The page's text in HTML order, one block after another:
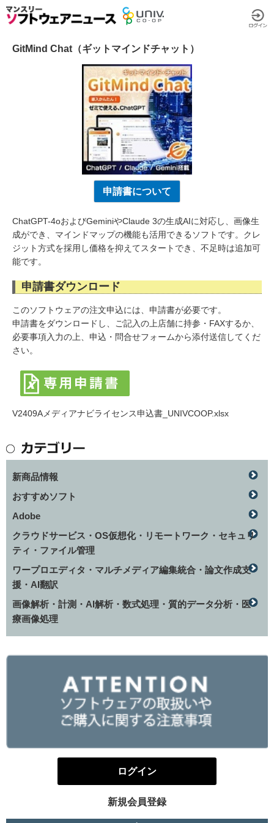
GitMind Chat（ギットマインドチャット）
申請書について
ChatGPT-4oおよびGeminiやClaude 3の生成AIに対応し、画像生
成ができ、マインドマップの機能も活用できるソフトです。クレ
ジット方式を採用し価格を抑えてスタートでき、不足時は追加可
能です。
申請書ダウンロード
このソフトウェアの注文申込には、申請書が必要です。
申請書をダウンロードし、ご記入の上店舗に持参・FAXするか、
必要事項入力の上、申込・問合せフォームから添付送信してくだ
さい。
V2409Aメディアナビライセンス申込書_UNIVCOOP.xlsx
新商品情報
おすすめソフト
Adobe
クラウドサービス・OS仮想化・リモートワーク・セキュリ
ティ・ファイル管理
ワープロエディタ・マルチメディア編集統合・論文作成支
援・AI翻訳
画像解析・計測・AI解析・数式処理・質的データ分析・医
療画像処理
ログイン
新規会員登録